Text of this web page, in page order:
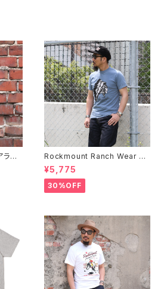
ン 1
ッ
Rockmount Ranch Wear ロ
ックマウント ランチウェア Chie
f Western T-Shirt 半袖Tシャ
ツ 全2色
¥5,775
30%OFF